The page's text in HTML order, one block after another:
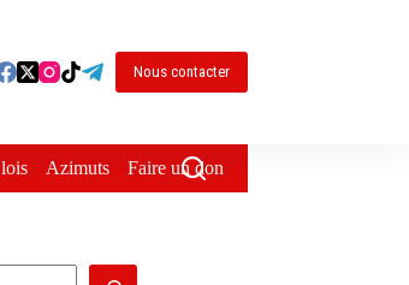
Nous contacter
lois Azimuts Faire un don